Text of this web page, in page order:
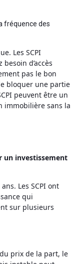
fréquence des
Les SCPI
d’accès
pas le bon
bloquer une partie
peuvent être un
immobilière sans la
un investissement
Les SCPI ont
qui
sur plusieurs
prix de la part, le